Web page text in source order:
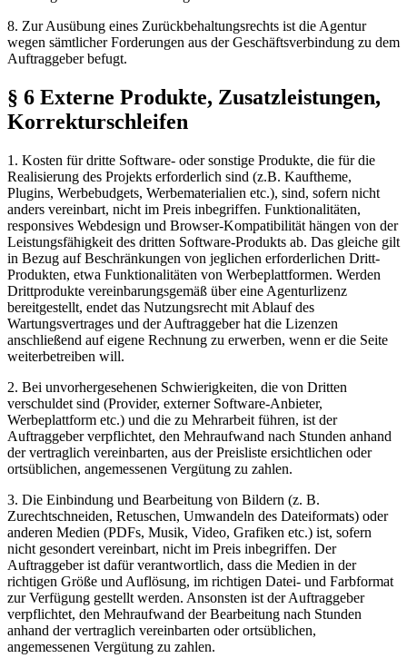
8. Zur Ausübung eines Zurückbehaltungsrechts ist die Agentur
wegen sämtlicher Forderungen aus der Geschäftsverbindung zu dem
Auftraggeber befugt.
§ 6 Externe Produkte, Zusatzleistungen,
Korrekturschleifen
1. Kosten für dritte Software- oder sonstige Produkte, die für die
Realisierung des Projekts erforderlich sind (z.B. Kauftheme,
Plugins, Werbebudgets, Werbematerialien etc.), sind, sofern nicht
anders vereinbart, nicht im Preis inbegriffen. Funktionalitäten,
responsives Webdesign und Browser-Kompatibilität hängen von der
Leistungsfähigkeit des dritten Software-Produkts ab. Das gleiche gilt
in Bezug auf Beschränkungen von jeglichen erforderlichen Dritt-
Produkten, etwa Funktionalitäten von Werbeplattformen. Werden
Drittprodukte vereinbarungsgemäß über eine Agenturlizenz
bereitgestellt, endet das Nutzungsrecht mit Ablauf des
Wartungsvertrages und der Auftraggeber hat die Lizenzen
anschließend auf eigene Rechnung zu erwerben, wenn er die Seite
weiterbetreiben will.
2. Bei unvorhergesehenen Schwierigkeiten, die von Dritten
verschuldet sind (Provider, externer Software-Anbieter,
Werbeplattform etc.) und die zu Mehrarbeit führen, ist der
Auftraggeber verpflichtet, den Mehraufwand nach Stunden anhand
der vertraglich vereinbarten, aus der Preisliste ersichtlichen oder
ortsüblichen, angemessenen Vergütung zu zahlen.
3. Die Einbindung und Bearbeitung von Bildern (z. B.
Zurechtschneiden, Retuschen, Umwandeln des Dateiformats) oder
anderen Medien (PDFs, Musik, Video, Grafiken etc.) ist, sofern
nicht gesondert vereinbart, nicht im Preis inbegriffen. Der
Auftraggeber ist dafür verantwortlich, dass die Medien in der
richtigen Größe und Auflösung, im richtigen Datei- und Farbformat
zur Verfügung gestellt werden. Ansonsten ist der Auftraggeber
verpflichtet, den Mehraufwand der Bearbeitung nach Stunden
anhand der vertraglich vereinbarten oder ortsüblichen,
angemessenen Vergütung zu zahlen.